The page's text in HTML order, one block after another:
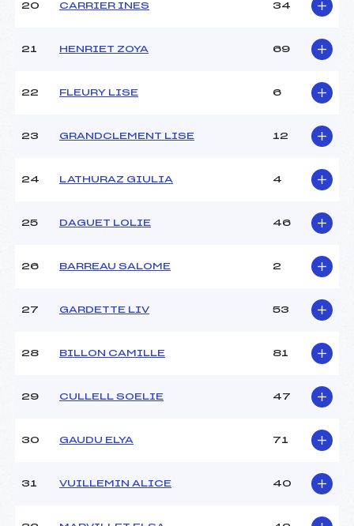
20 CARRIER INES 34
21 HENRIET ZOYA 69
22 FLEURY LISE 6
23 GRANDCLEMENT LISE 12
24 LATHURAZ GIULIA 4
25 DAGUET LOLIE 46
26 BARREAU SALOME 2
27 GARDETTE LIV 53
28 BILLON CAMILLE 81
29 CULLELL SOELIE 47
30 GAUDU ELYA 71
31 VUILLEMIN ALICE 40